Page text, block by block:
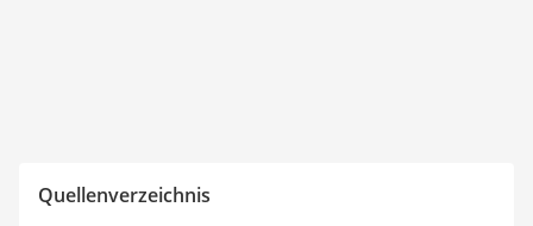
Quellenverzeichnis